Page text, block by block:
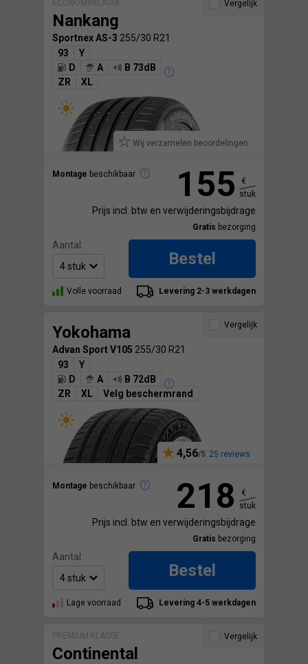
ECONOMYKLASSE
Nankang
Sportnex AS-3 255/30 R21
93
Y
D
A
B 73dB
ZR
XL
Wij verzamelen beoordelingen.
Montage beschikbaar
Vergelijk
155
€
stuk
Prijs incl. btw en verwijderingsbijdrage
Gratis bezorging
Aantal:
Bestel
Volle voorraad Levering 2-3 werkdagen
Yokohama
Advan Sport V105 255/30 R21
93
Y
D
A
B 72dB
ZR
XL Velg beschermrand
4,56 25 reviews
Montage beschikbaar
Vergelijk
218
€
stuk
Prijs incl. btw en verwijderingsbijdrage
Gratis bezorging
Aantal:
Bestel
Lage voorraad Levering 4-5 werkdagen
PREMIUM KLASSE
Continental
Vergelijk